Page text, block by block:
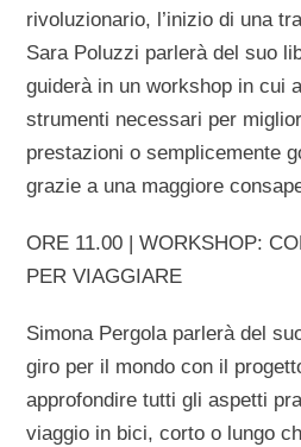
rivoluzionario, l’inizio di una
Sara Poluzzi parlerà del suo
guiderà in un workshop in cui
strumenti necessari per
prestazioni o semplicemente
grazie a una maggiore
ORE 11.00 | WORKSHOP:
PER VIAGGIARE
Simona Pergola parlerà del
giro per il mondo con il
approfondire tutti gli aspetti
viaggio in bici, corto o lungo